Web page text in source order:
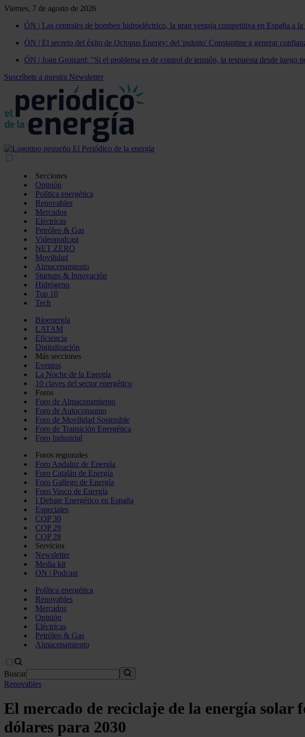
Viernes, 7 de agosto de 2026
ÓN | Las centrales de bombeo hidroeléctrico, la gran ventaja competitiva en España a
ÓN | El secreto del éxito de Octopus Energy: del 'pulpito' Constantine a generar
ÓN | Joan Groizard: "Si el problema es de control de tensión, la respuesta desde luego
Suscríbete a nuestra Newsletter
Secciones
Opinión
Política energética
Renovables
Mercados
Eléctricas
Petróleo & Gas
Videopodcast
NET ZERO
Movilidad
Almacenamiento
Startups & Innovación
Hidrógeno
Top 10
Tech
Bioenergía
LATAM
Eficiencia
Digitalización
Más secciones
Eventos
La Noche de la Energía
10 claves del sector energético
Foros
Foro de Almacenamiento
Foro de Autoconsumo
Foro de Movilidad Sostenible
Foro de Transición Energética
Foro Industrial
Foros regionales
Foro Andaluz de Energía
Foro Catalán de Energía
Foro Gallego de Energía
Foro Vasco de Energía
I Debate Energético en España
Especiales
COP 30
COP 29
COP 28
Servicios
Newsletter
Media kit
ON | Podcast
Política energética
Renovables
Mercados
Opinión
Eléctricas
Petróleo & Gas
Almacenamiento
Buscar
Renovables
El mercado de reciclaje de la energía
dólares para 2030